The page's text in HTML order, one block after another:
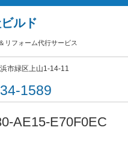
ルド
リフォーム代行サービス
市緑区上山1-14-11
1589
AE15-E70F0EC